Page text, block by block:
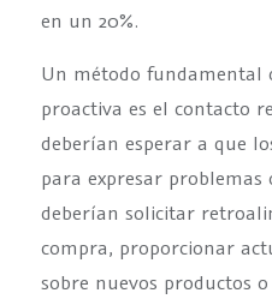
en un 20%.
Un método fundamental
proactiva es el contacto
deberían esperar a que
para expresar problemas
deberían solicitar
compra, proporcionar
sobre nuevos productos